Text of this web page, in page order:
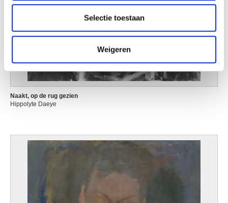
verzameld op basis van uw gebruik van hun services.
Selectie toestaan
Weigeren
Naakt, op de rug gezien
Hippolyte Daeye